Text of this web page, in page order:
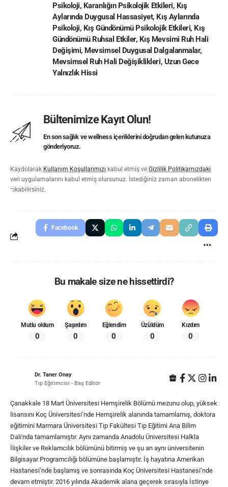
Psikoloji, Karanlığın Psikolojik Etkileri, Kış
Aylarında Duygusal Hassasiyet, Kış Aylarında
Psikoloji, Kış Gündönümü Psikolojik Etkileri, Kış
Gündönümü Ruhsal Etkiler, Kış Mevsimi Ruh Hali
Değişimi, Mevsimsel Duygusal Dalgalanmalar,
Mevsimsel Ruh Hali Değişiklikleri, Uzun Gece
Yalnızlık Hissi
Bültenimize Kayıt Olun!
En son sağlık ve wellness içeriklerini doğrudan gelen kutunuza
gönderiyoruz.
Kaydolarak Kullanım Koşullarımızı kabul etmiş ve Gizlilik Politikamızdaki
veri uygulamalarını kabul etmiş olursunuz. İstediğiniz zaman abonelikten
çıkabilirsiniz.
Facebook
Bu makale size ne hissettirdi?
Mutlu oldum
0
Şaşırdım
0
Eğlendim
0
Üzüldüm
0
Kızdım
0
Dr. Taner Onay
Tıp Eğitimcisi - Baş Editör
Çanakkale 18 Mart Üniversitesi Hemşirelik Bölümü mezunu olup, yüksek
lisansını Koç Üniversitesi’nde Hemşirelik alanında tamamlamış, doktora
eğitimini Marmara Üniversitesi Tıp Fakültesi Tıp Eğitimi Ana Bilim
Dalı'nda tamamlamıştır. Aynı zamanda Anadolu Üniversitesi Halkla
İlişkiler ve Reklamcılık bölümünü bitirmiş ve şu an aynı üniversitenin
Bilgisayar Programcılığı bölümüne başlamıştır. İş hayatına Amerikan
Hastanesi’nde başlamış ve sonrasında Koç Üniversitesi Hastanesi’nde
devam etmiştir. 2016 yılında Akademik alana geçerek sırasıyla İstinye